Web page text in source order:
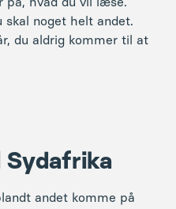
skal noget helt andet.
du aldrig kommer til at
Sydafrika
andet komme på